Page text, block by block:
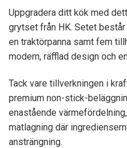
Uppgradera ditt kök med
grytset från HK. Setet
en traktörpanna samt fem
modern, räfflad design och
Tack vare tillverkningen i
premium non-stick-
enastående
matlagning där
ansträngning.